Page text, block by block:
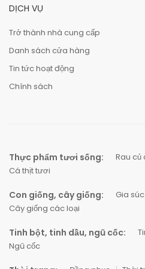
DỊCH VỤ
Trở thành nhà cung cấp
Danh sách cửa hàng
Tin tức hoạt động
Chính sách
Thực phẩm tươi sống: Rau củ
Cá thịt tươi
Con giống, cây giống: Gia súc
Cây giống các loại
Tinh bột, tinh dầu, ngũ cốc:
Ngũ cốc